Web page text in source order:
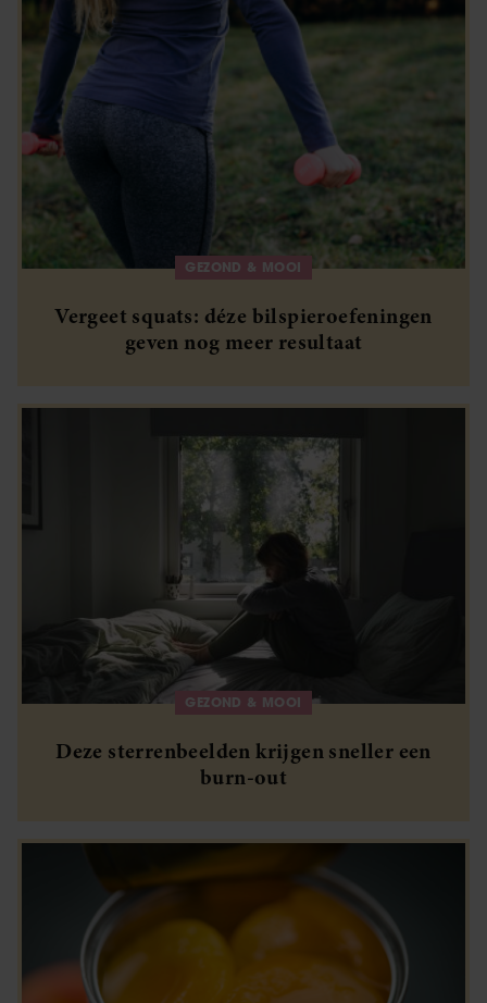
GEZOND & MOOI
Vergeet squats: déze bilspieroefeningen
geven nog meer resultaat
GEZOND & MOOI
Deze sterrenbeelden krijgen sneller een
burn-out